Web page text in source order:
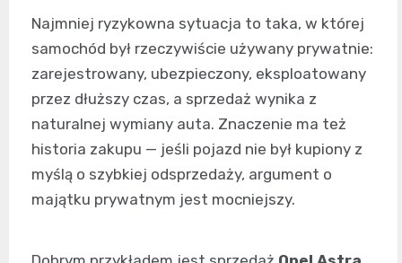
Najmniej ryzykowna sytuacja to taka, w której
samochód był rzeczywiście używany prywatnie:
zarejestrowany, ubezpieczony, eksploatowany
przez dłuższy czas, a sprzedaż wynika z
naturalnej wymiany auta. Znaczenie ma też
historia zakupu — jeśli pojazd nie był kupiony z
myślą o szybkiej odsprzedaży, argument o
majątku prywatnym jest mocniejszy.